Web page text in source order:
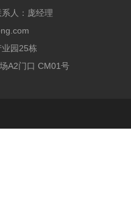
人：庞经理
园25栋
A2门口 CM01号